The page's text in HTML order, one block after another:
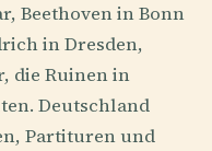
Beethoven in Bonn
in Dresden,
die Ruinen in
Deutschland
Partituren und